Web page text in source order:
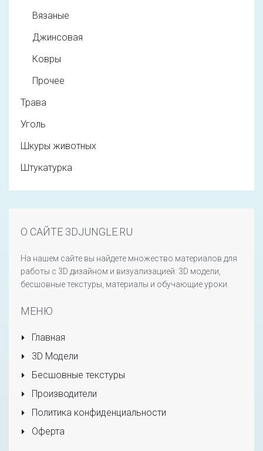
Вязаные
Джинсовая
Ковры
Прочее
Трава
Уголь
Шкуры животных
Штукатурка
О САЙТЕ 3DJUNGLE.RU
На нашем сайте вы найдете множество материалов для
работы с 3D дизайном и визуализацией: 3D модели,
бесшовные текстуры, материалы и обучающие уроки.
МЕНЮ
Главная
3D Модели
Бесшовные текстуры
Производители
Политика конфиденциальности
Оферта